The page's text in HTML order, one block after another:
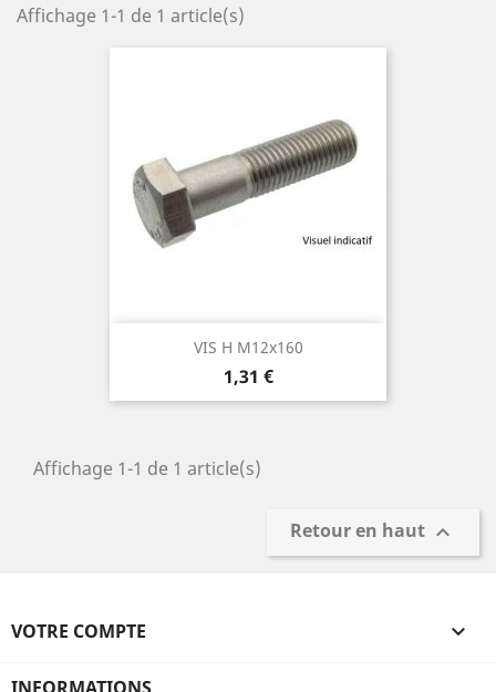
Affichage 1-1 de 1 article(s)
VIS H M12x160
Prix
1,31 €
Affichage 1-1 de 1 article(s)
Retour en haut 
VOTRE COMPTE 